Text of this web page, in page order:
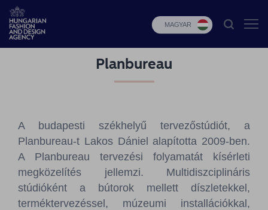
MAGYAR
Design
programok
Budapest
Select
Planbureau
A budapesti székhelyű tervezőstúdiót, a
Planbureau-t Lakos Dániel alapította 2009-ben.
A Planbureau tervezési folyamatát kísérleti
megközelítés jellemzi. Multidiszciplináris
stúdióként a bútorok mellett díszletekkel,
terméktervezéssel, múzeumi installációkkal,